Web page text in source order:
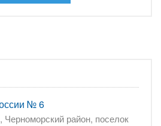
№ 6
район, поселок